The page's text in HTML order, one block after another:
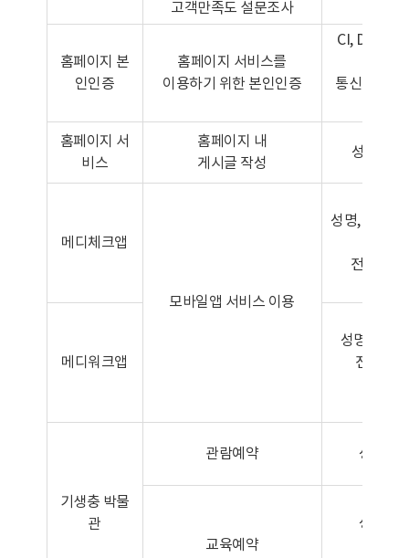
고객만족도 설문조사
홈페이지 본
인인증
홈페이지 서비스를
이용하기 위한 본인인증
CI, DI, 성명
통신사, 전
홈페이지 서
비스
홈페이지 내
게시글 작성
성명, 휴
메디체크앱
모바일앱 서비스 이용
성명, 성별,
전화번호
메디워크앱
성명, 성별,
전화번
기생충 박물
관
관람예약 성명, 전
교육예약
성명, 전